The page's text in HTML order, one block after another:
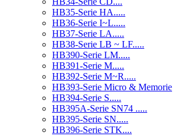
HB35-Serie HA.....
HB36-Serie I~L.....
HB37-Serie LA.....
HB38-Serie LB ~ LF.....
HB390-Serie LM.....
HB391-Serie M.....
HB392-Serie M~R.....
HB393-Serie Micro & Memorie
HB394-Serie S.....
HB395A-Serie SN74 .....
HB395-Serie SN.....
HB396-Serie STK....